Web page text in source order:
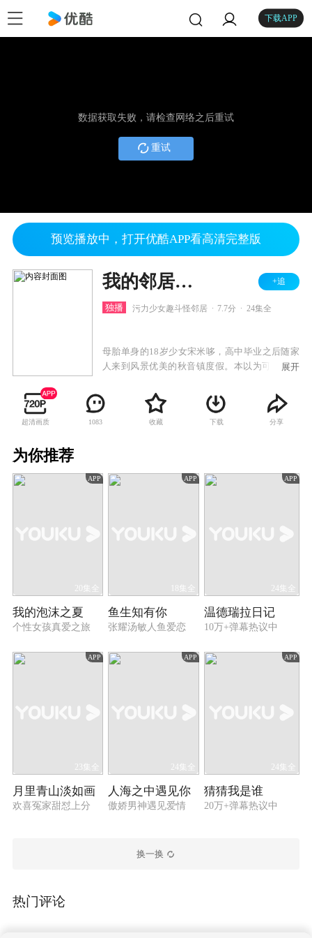
下载APP
数据获取失败，请检查网络之后重试
重试
预览播放中，打开优酷APP看高清完整版
我的邻居睡不着 +追
独播 污力少女趣斗怪邻居 7.7分 24集全
母胎单身的18岁少女宋米哆，高中毕业之后随家
人来到风景优美的秋音镇度假。本以为可以和家
来的钢琴声吵得睡不着觉。趁着醉意，宋米哆从
自家阳台爬到邻居家去理论，没想到被酒精冲昏
了头脑，在邻居家睡了一夜，原来隔壁住的人是
米哆不慎丢失了一本记录素材的笔记本，辗转打
展开
超清画质 1083 收藏 下载 分享
为你推荐
APP
20集全
我的泡沫之夏
个性女孩真爱之旅
APP
18集全
鱼生知有你
张耀汤敏人鱼爱恋
APP
24集全
温德瑞拉日记
10万+弹幕热议中
APP
23集全
月里青山淡如画
欢喜冤家甜怼上分
APP
24集全
人海之中遇见你
傲娇男神遇见爱情
APP
24集全
猜猜我是谁
20万+弹幕热议中
换一换
热门评论